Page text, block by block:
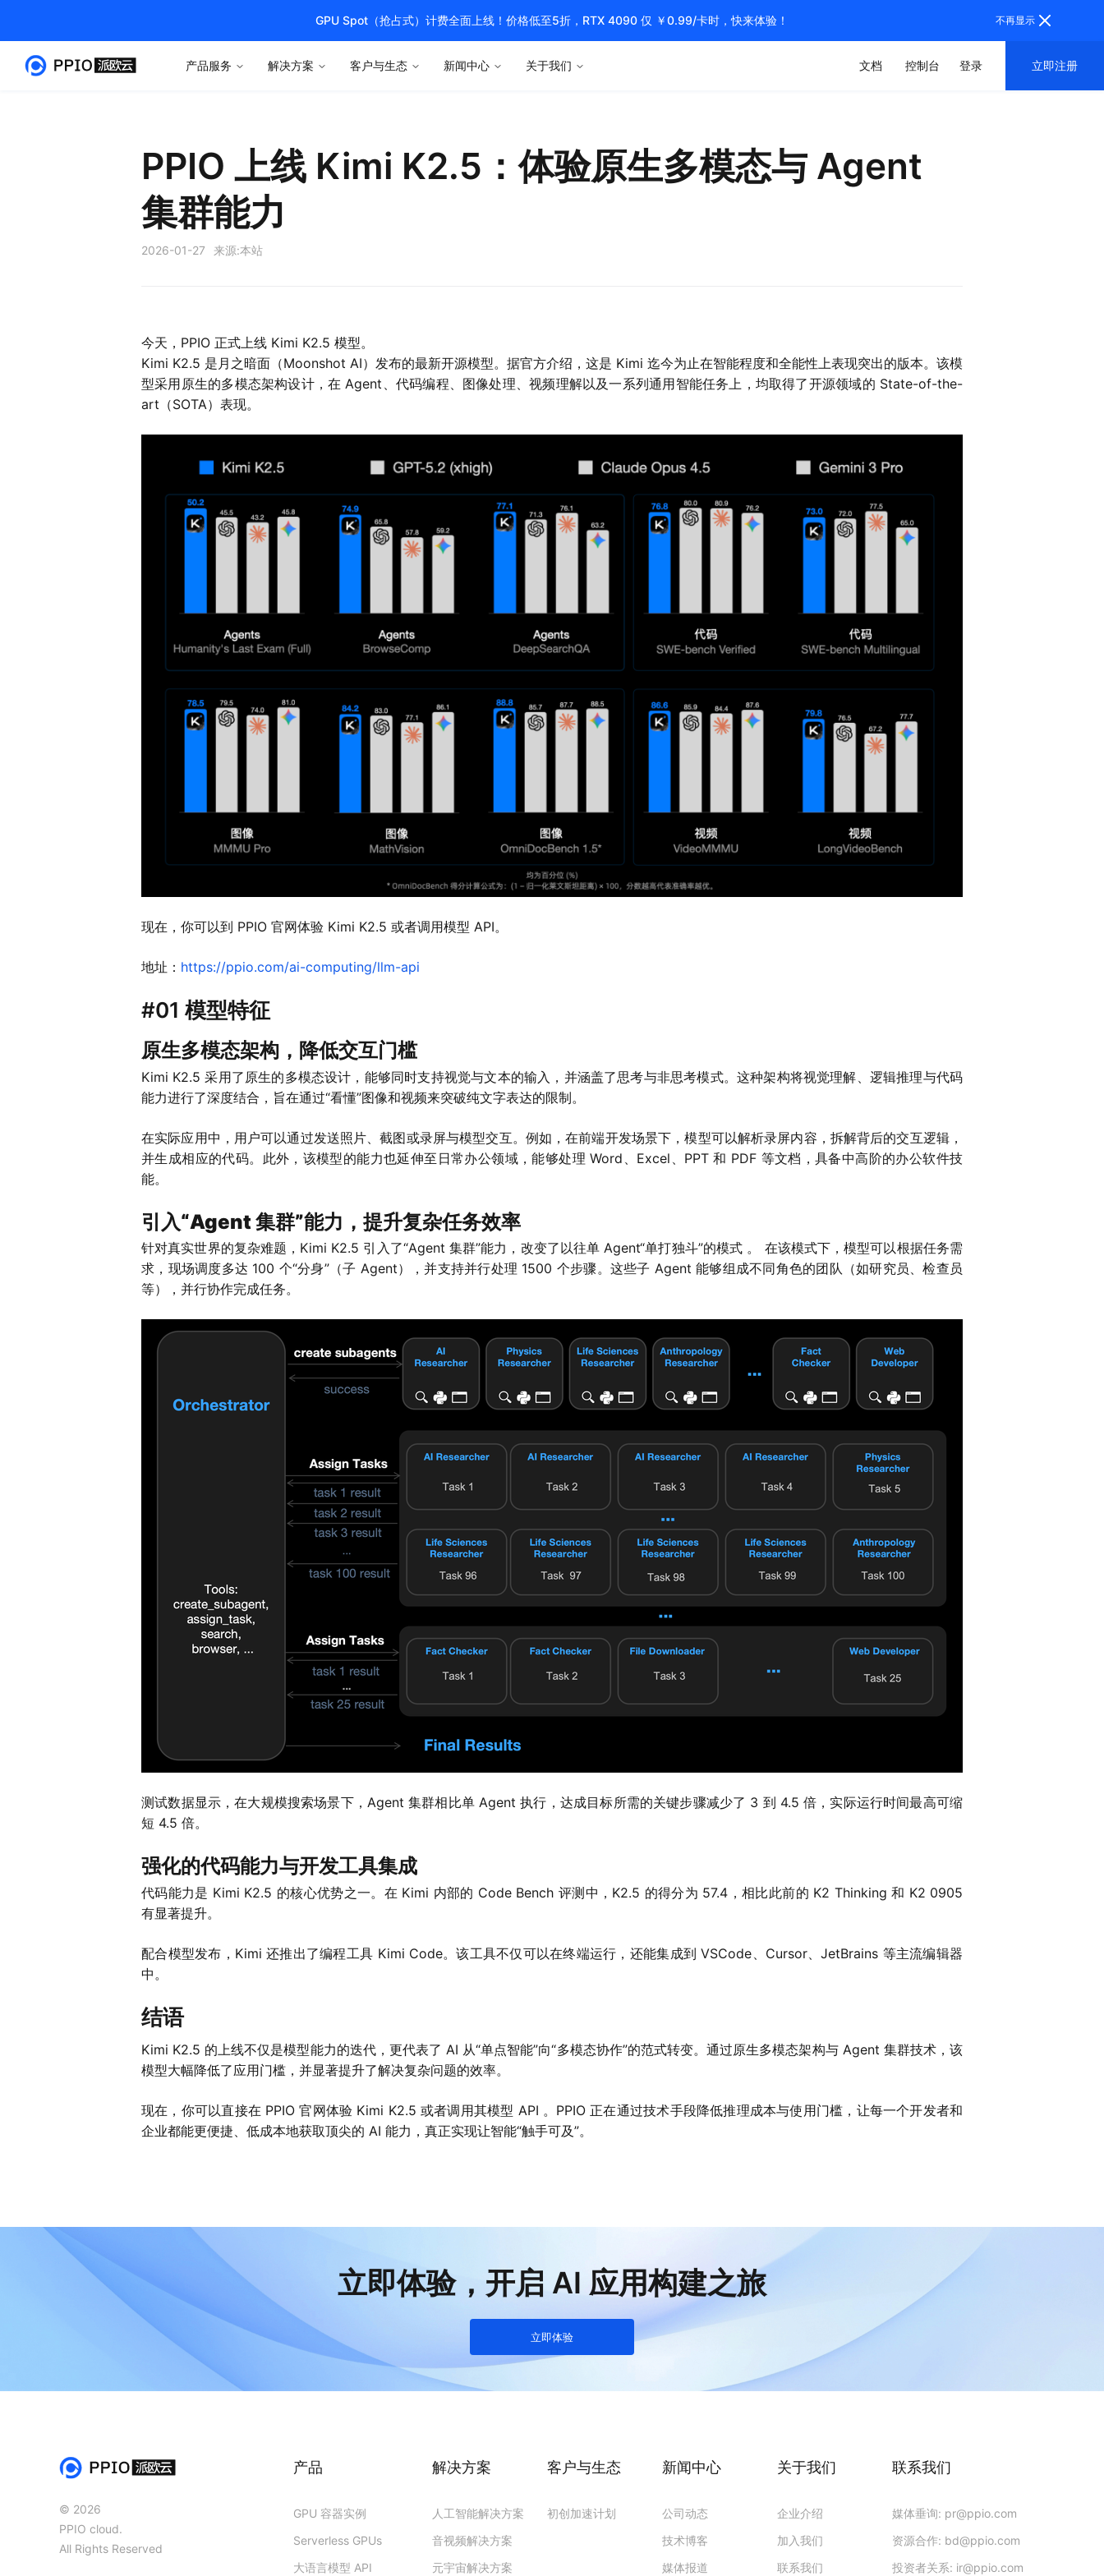
GPU Spot（抢占式）计费全面上线！价格低至5折，RTX 4090 仅 ￥0.99/卡时，快来体验！ 不再显示
产品服务 解决方案 客户与生态 新闻中心 关于我们 文档 控制台 登录 立即注册
PPIO 上线 Kimi K2.5：体验原生多模态与 Agent
集群能力
2026-01-27 来源:本站
今天，PPIO 正式上线 Kimi K2.5 模型。
Kimi K2.5 是月之暗面（Moonshot AI）发布的最新开源模型。据官方介绍，这是 Kimi 迄今为止在智能程度和全能性上表现突出的版本。该模
型采用原生的多模态架构设计，在 Agent、代码编程、图像处理、视频理解以及一系列通用智能任务上，均取得了开源领域的 State-of-the-
art（SOTA）表现。
现在，你可以到 PPIO 官网体验 Kimi K2.5 或者调用模型 API。
地址： https://ppio.com/ai-computing/llm-api
#01 模型特征
原生多模态架构，降低交互门槛
Kimi K2.5 采用了原生的多模态设计，能够同时支持视觉与文本的输入，并涵盖了思考与非思考模式。这种架构将视觉理解、逻辑推理与代码
能力进行了深度结合，旨在通过“看懂”图像和视频来突破纯文字表达的限制。
在实际应用中，用户可以通过发送照片、截图或录屏与模型交互。例如，在前端开发场景下，模型可以解析录屏内容，拆解背后的交互逻辑，
并生成相应的代码。此外，该模型的能力也延伸至日常办公领域，能够处理 Word、Excel、PPT 和 PDF 等文档，具备中高阶的办公软件技
能。
引入“Agent 集群”能力，提升复杂任务效率
针对真实世界的复杂难题，Kimi K2.5 引入了“Agent 集群”能力，改变了以往单 Agent“单打独斗”的模式 。 在该模式下，模型可以根据任务需
求，现场调度多达 100 个“分身”（子 Agent），并支持并行处理 1500 个步骤。这些子 Agent 能够组成不同角色的团队（如研究员、检查员
等），并行协作完成任务。
测试数据显示，在大规模搜索场景下，Agent 集群相比单 Agent 执行，达成目标所需的关键步骤减少了 3 到 4.5 倍，实际运行时间最高可缩
短 4.5 倍。
强化的代码能力与开发工具集成
代码能力是 Kimi K2.5 的核心优势之一。在 Kimi 内部的 Code Bench 评测中，K2.5 的得分为 57.4，相比此前的 K2 Thinking 和 K2 0905
有显著提升。
配合模型发布，Kimi 还推出了编程工具 Kimi Code。该工具不仅可以在终端运行，还能集成到 VSCode、Cursor、JetBrains 等主流编辑器
中。
结语
Kimi K2.5 的上线不仅是模型能力的迭代，更代表了 AI 从“单点智能”向“多模态协作”的范式转变。通过原生多模态架构与 Agent 集群技术，该
模型大幅降低了应用门槛，并显著提升了解决复杂问题的效率。
现在，你可以直接在 PPIO 官网体验 Kimi K2.5 或者调用其模型 API 。PPIO 正在通过技术手段降低推理成本与使用门槛，让每一个开发者和
企业都能更便捷、低成本地获取顶尖的 AI 能力，真正实现让智能“触手可及”。
立即体验，开启 AI 应用构建之旅
立即体验
© 2026
PPIO cloud.
All Rights Reserved
产品
GPU 容器实例
Serverless GPUs
大语言模型 API
解决方案
人工智能解决方案
音视频解决方案
元宇宙解决方案
客户与生态
初创加速计划
新闻中心
公司动态
技术博客
媒体报道
关于我们
企业介绍
加入我们
联系我们
联系我们
媒体垂询: pr@ppio.com
资源合作: bd@ppio.com
投资者关系: ir@ppio.com